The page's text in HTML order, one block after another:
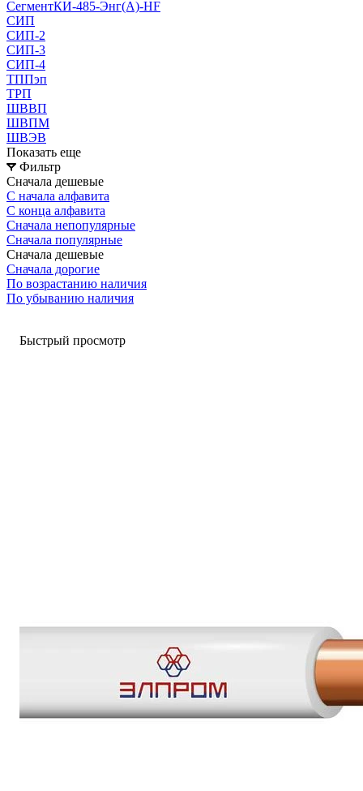
СегментКИ-485-Энг(А)-HF
СИП
СИП-2
СИП-3
СИП-4
ТППэп
ТРП
ШВВП
ШВПМ
ШВЭВ
Показать еще
Фильтр
Сначала дешевые
С начала алфавита
С конца алфавита
Сначала непопулярные
Сначала популярные
Сначала дешевые
Сначала дорогие
По возрастанию наличия
По убыванию наличия
Быстрый просмотр